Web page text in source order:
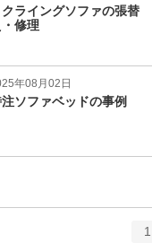
クライングソファの張替
・修理
年08月02日
ソファベッドの事例
1